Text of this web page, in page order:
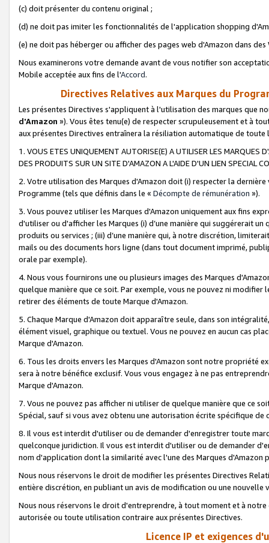
(c) doit présenter du contenu original ;
(d) ne doit pas imiter les fonctionnalités de l'application shopping
(e) ne doit pas héberger ou afficher des pages web d'Amazon dans
Nous examinerons votre demande avant de vous notifier son
Mobile acceptée aux fins de l'Accord.
Directives Relatives aux Marques du
Les présentes Directives s'appliquent à l'utilisation des marques que
d'Amazon »). Vous êtes tenu(e) de respecter scrupuleusement et à
aux présentes Directives entraînera la résiliation automatique de
1. VOUS ETES UNIQUEMENT AUTORISE(E) A UTILISER LES MARQUES
DES PRODUITS SUR UN SITE D'AMAZON A L'AIDE D'UN LIEN SPECIAL
2. Votre utilisation des Marques d'Amazon doit (i) respecter la
Programme (tels que définis dans le « Décompte de rémunération »).
3. Vous pouvez utiliser les Marques d'Amazon uniquement aux fins
d'utiliser ou d'afficher les Marques (i) d’une manière qui suggérerait
produits ou services ; (iii) d’une manière qui, à notre discrétion,
mails ou des documents hors ligne (dans tout document imprimé,
orale par exemple).
4. Nous vous fournirons une ou plusieurs images des Marques
quelque manière que ce soit. Par exemple, vous ne pouvez ni
retirer des éléments de toute Marque d'Amazon.
5. Chaque Marque d'Amazon doit apparaître seule, dans son
élément visuel, graphique ou textuel. Vous ne pouvez en aucun cas
Marque d'Amazon.
6. Tous les droits envers les Marques d'Amazon sont notre propriété
sera à notre bénéfice exclusif. Vous vous engagez à ne pas
Marque d'Amazon.
7. Vous ne pouvez pas afficher ni utiliser de quelque manière que ce
Spécial, sauf si vous avez obtenu une autorisation écrite spécifique de
8. Il vous est interdit d'utiliser ou de demander d'enregistrer toute
quelconque juridiction. Il vous est interdit d'utiliser ou de demander
nom d'application dont la similarité avec l'une des Marques
Nous nous réservons le droit de modifier les présentes Directives
entière discrétion, en publiant un avis de modification ou une nouvelle
Nous nous réservons le droit d'entreprendre, à tout moment et à
autorisée ou toute utilisation contraire aux présentes Directives.
Licence IP et exigences